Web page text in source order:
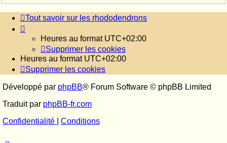
Tout savoir sur les rhododendrons
Heures au format UTC+02:00
Supprimer les cookies
Heures au format UTC+02:00
Supprimer les cookies
Développé par phpBB® Forum Software © phpBB Limited
Traduit par phpBB-fr.com
Confidentialité
Conditions